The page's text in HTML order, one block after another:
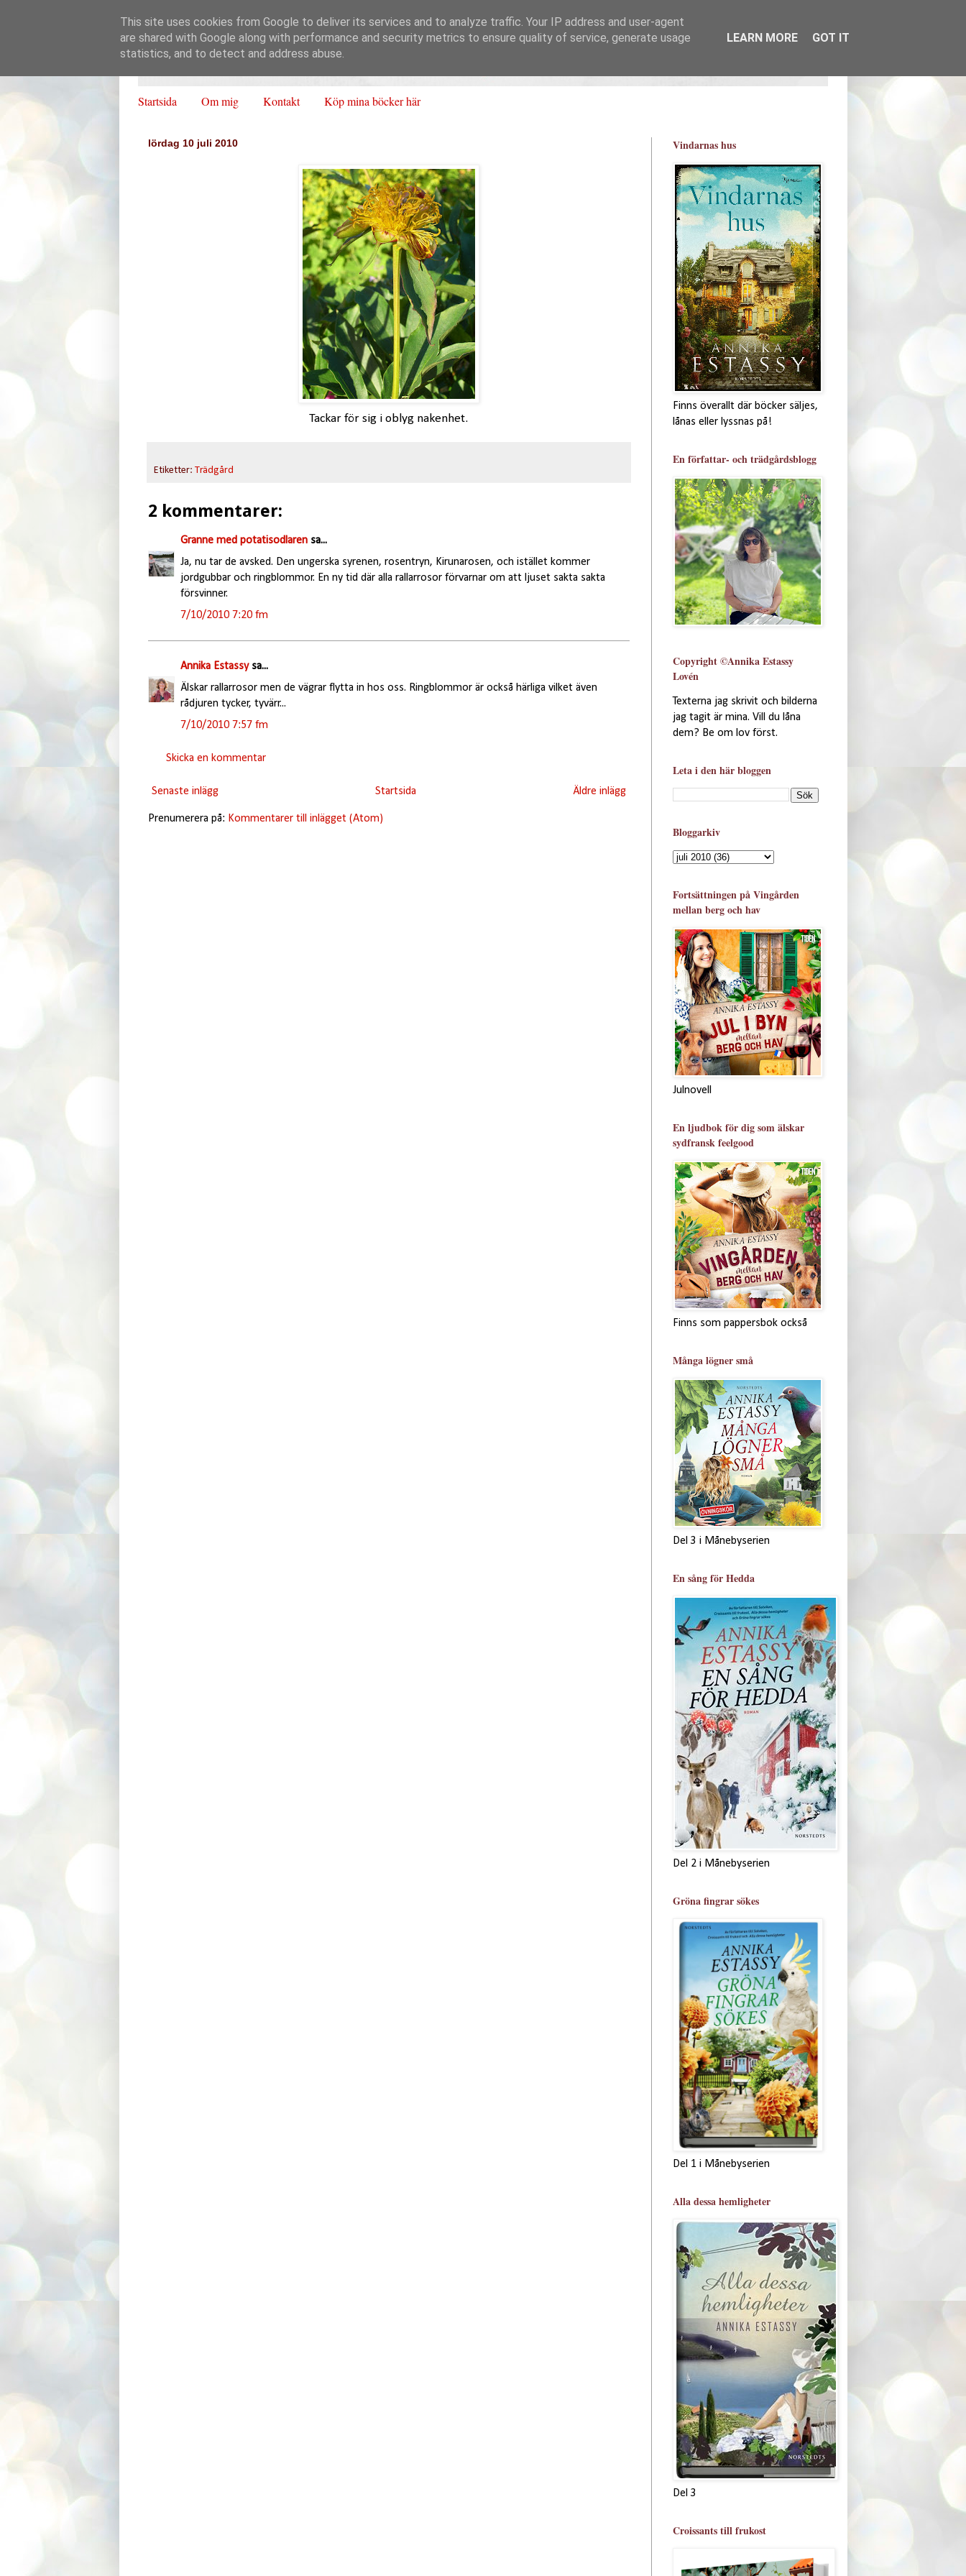
Startsida Om mig Kontakt Köp mina böcker här
lördag 10 juli 2010
Tackar för sig i oblyg nakenhet.
Etiketter: Trädgård
2 kommentarer:
Granne med potatisodlarensa...
Ja, nu tar de avsked. Den ungerska syrenen, rosentryn, Kirunarosen, och istället kommer
jordgubbar och ringblommor. En ny tid där alla rallarrosor förvarnar om att ljuset sakta sakta
försvinner.
7/10/2010 7:20 fm
Annika Estassysa...
Älskar rallarrosor men de vägrar flytta in hos oss. Ringblommor är också härliga vilket även
rådjuren tycker, tyvärr...
7/10/2010 7:57 fm
Skicka en kommentar
Senaste inlägg Äldre inlägg
Startsida
Prenumerera på: Kommentarer till inlägget (Atom)
Vindarnas hus
Finns överallt där böcker säljes,
lånas eller lyssnas på!
En författar- och trädgårdsblogg
Copyright ©Annika Estassy
Lovén
Texterna jag skrivit och bilderna
jag tagit är mina. Vill du låna
dem? Be om lov först.
Leta i den här bloggen
Bloggarkiv
Fortsättningen på Vingården
mellan berg och hav
Julnovell
En ljudbok för dig som älskar
sydfransk feelgood
Finns som pappersbok också
Många lögner små
Del 3 i Månebyserien
En sång för Hedda
Del 2 i Månebyserien
Gröna fingrar sökes
Del 1 i Månebyserien
Alla dessa hemligheter
Del 3
Croissants till frukost
This site uses cookies from Google to deliver its services and to analyze traffic. Your IP address and user-agent
are shared with Google along with performance and security metrics to ensure quality of service, generate usage
statistics, and to detect and address abuse.
LEARN MORE GOT IT